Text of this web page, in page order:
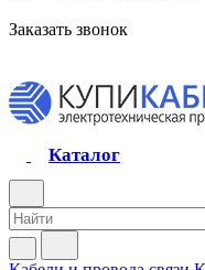
Заказать звонок
Каталог